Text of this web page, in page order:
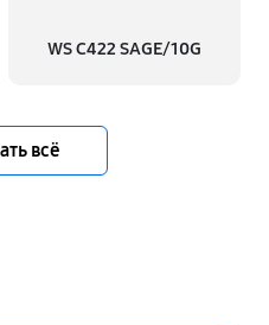
WS C422 SAGE/10G
всё